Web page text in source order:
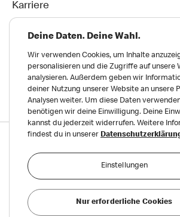
Karriere
Datenschutz
Reports on Human and Environmental Rights
Deine Daten. Deine Wahl.
Wir verwenden Cookies, um Inhalte
personalisieren und die Zugriffe auf unsere
analysieren. Außerdem geben wir
deiner Nutzung unserer Website an unsere
Analysen weiter. Um diese Daten
benötigen wir deine Einwilligung. Deine
kannst du jederzeit widerrufen. Weitere
findest du in unserer
Einstellungen
Nur erforderliche Cookies